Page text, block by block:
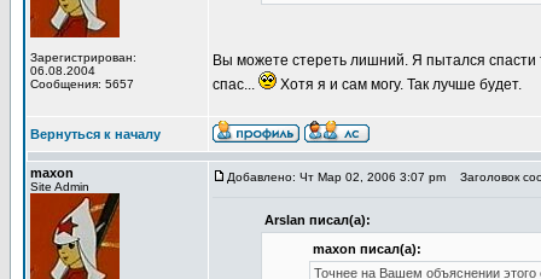
Зарегистрирован:
06.08.2004
Сообщения: 5657
Вы можете стереть лишний. Я пытался спасти
спас...
Хотя я и сам могу. Так лучше будет.
Вернуться к началу
maxon
Site Admin
Добавлено: Чт Мар 02, 2006 3:07 pm Заголовок
Arslan писал(а):
maxon писал(а):
Точнее на Вашем объяснении этого